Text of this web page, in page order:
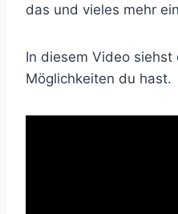
das und vieles mehr
In diesem Video siehst
Möglichkeiten du hast.